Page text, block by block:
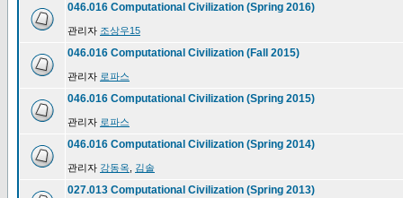
046.016 Computational Civilization (Spring 2016)
관리자 조상우15
046.016 Computational Civilization (Fall 2015)
관리자 로파스
046.016 Computational Civilization (Spring 2015)
관리자 로파스
046.016 Computational Civilization (Spring 2014)
관리자 강동옥 김솔
027.013 Computational Civilization (Spring 2013)